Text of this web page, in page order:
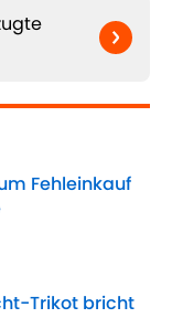
Fehleinkauf
Trikot bricht